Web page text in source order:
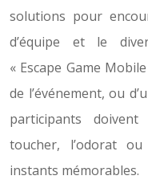
solutions pour
d’équipe et le
« Escape Game
de l’événement, ou
participants
toucher, l’odorat
instants mémorables.